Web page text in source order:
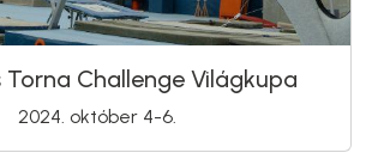
Torna Challenge Világkupa
2024. október 4-6.